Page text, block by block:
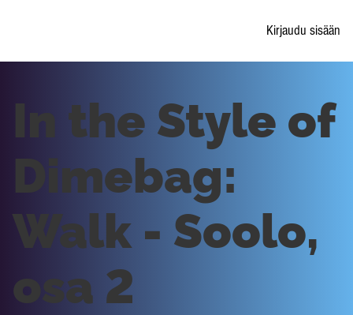
Kirjaudu sisään
In the Style of
Dimebag:
Walk - Soolo,
osa 2